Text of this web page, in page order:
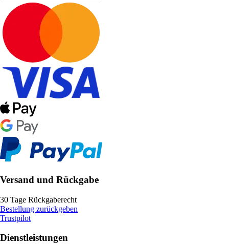
Versand und Rückgabe
30 Tage Rückgaberecht
Bestellung zurückgeben
Trustpilot
Dienstleistungen